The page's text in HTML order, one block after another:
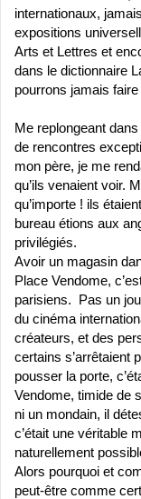
internationaux,
expositions
Arts et Lettres et
dans le dictionnaire
pourrons jamais
Me replongeant
de rencontres
mon père, je me
qu’ils venaient voir.
qu’importe ! ils
bureau étions aux
privilégiés.
Avoir un magasin
Place Vendome,
parisiens. Pas un
du cinéma
créateurs, et des
certains s’arrêtaient
pousser la porte,
Vendome, timide de
ni un mondain, il
c’était une véritable
naturellement
Alors pourquoi et
peut-être comme